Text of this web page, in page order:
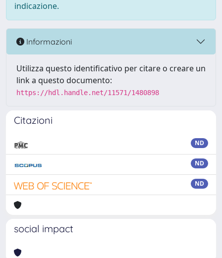
indicazione.
Informazioni
Utilizza questo identificativo per citare o creare un
link a questo documento:
https://hdl.handle.net/11571/1480898
Citazioni
ND
ND
ND
social impact